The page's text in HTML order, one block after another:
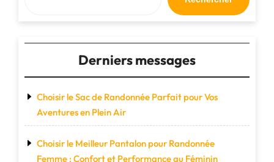
aventures
Derniers messages
Choisir le Sac de Randonnée Parfait pour Vos
Aventures en Plein Air
Choisir le Meilleur Pantalon pour Randonnée
Femme : Confort et Performance au Féminin